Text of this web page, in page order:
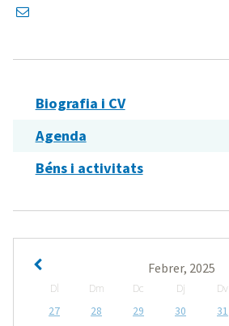
Biografia i CV
Agenda
Béns i activitats
Febrer, 2025
Dl Dm Dc Dj Dv
27
28 29 30 31